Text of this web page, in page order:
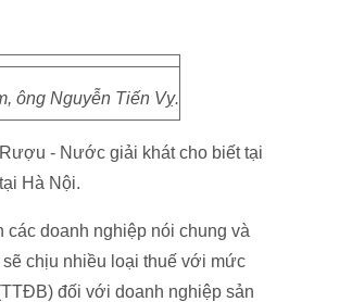
ông Nguyễn Tiến Vỵ.
- Nước giải khát cho biết tại
Hà Nội.
doanh nghiệp nói chung và
chịu nhiều loại thuế với mức
đối với doanh nghiệp sản